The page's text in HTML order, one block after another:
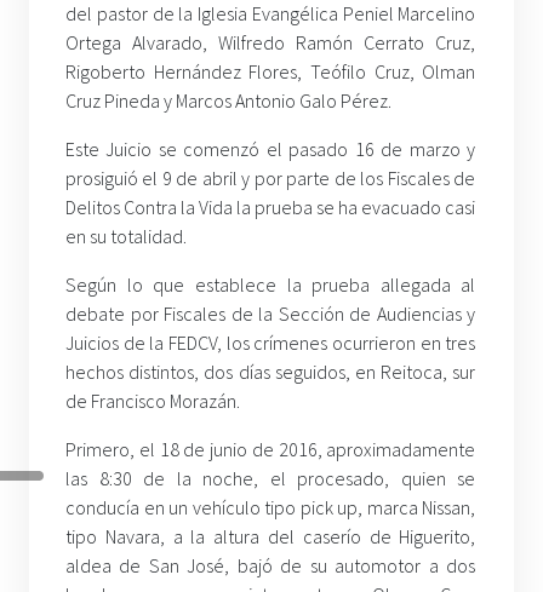
del pastor de la Iglesia Evangélica Peniel Marcelino
Ortega Alvarado, Wilfredo Ramón Cerrato Cruz,
Rigoberto Hernández Flores, Teófilo Cruz, Olman
Cruz Pineda y Marcos Antonio Galo Pérez.
Este Juicio se comenzó el pasado 16 de marzo y
prosiguió el 9 de abril y por parte de los Fiscales de
Delitos Contra la Vida la prueba se ha evacuado casi
en su totalidad.
Según lo que establece la prueba allegada al
debate por Fiscales de la Sección de Audiencias y
Juicios de la FEDCV, los crímenes ocurrieron en tres
hechos distintos, dos días seguidos, en Reitoca, sur
de Francisco Morazán.
Primero, el 18 de junio de 2016, aproximadamente
las 8:30 de la noche, el procesado, quien se
conducía en un vehículo tipo pick up, marca Nissan,
tipo Navara, a la altura del caserío de Higuerito,
aldea de San José, bajó de su automotor a dos